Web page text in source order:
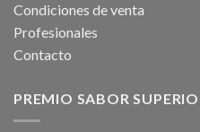
Condiciones de venta
Profesionales
Contacto
PREMIO SABOR